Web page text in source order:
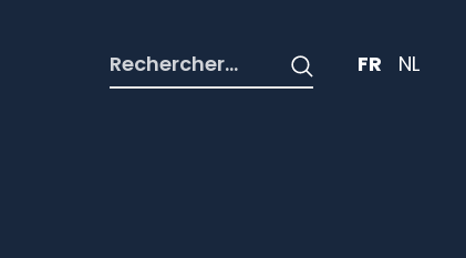
Rechercher : FR NL